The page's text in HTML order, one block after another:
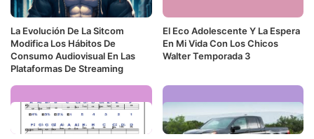
La Evolución De La Sitcom
Modifica Los Hábitos De
Consumo Audiovisual En Las
Plataformas De Streaming
El Eco Adolescente Y La Espera
En Mi Vida Con Los Chicos
Walter Temporada 3